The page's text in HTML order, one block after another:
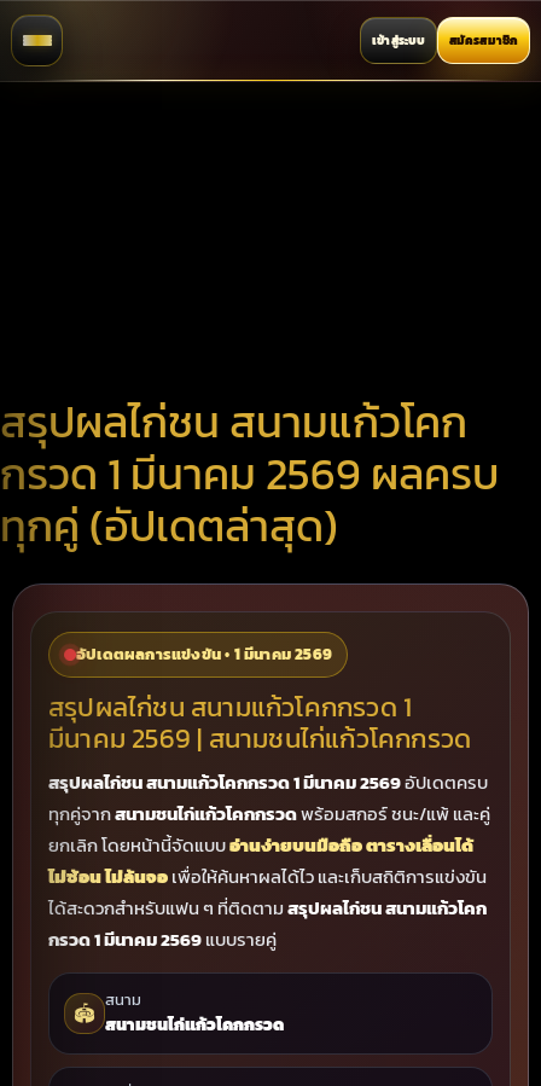
เข้าสู่ระบบ สมัครสมาชิก
สรุปผลไก่ชน สนามแก้วโคก
กรวด 1 มีนาคม 2569 ผลครบ
ทุกคู่ (อัปเดตล่าสุด)
อัปเดตผลการแข่งขัน • 1 มีนาคม 2569
สรุปผลไก่ชน สนามแก้วโคกกรวด 1
มีนาคม 2569 | สนามชนไก่แก้วโคกกรวด
สรุปผลไก่ชน สนามแก้วโคกกรวด 1 มีนาคม 2569อัปเดตครบ
ทุกคู่จากสนามชนไก่แก้วโคกกรวดพร้อมสกอร์ ชนะ/แพ้ และคู่
ยกเลิก โดยหน้านี้จัดแบบอ่านง่ายบนมือถือ ตารางเลื่อนได้
ไม่ซ้อน ไม่ล้นจอเพื่อให้ค้นหาผลได้ไว และเก็บสถิติการแข่งขัน
ได้สะดวกสำหรับแฟน ๆ ที่ติดตามสรุปผลไก่ชน สนามแก้วโคก
กรวด 1 มีนาคม 2569แบบรายคู่
🏟️ สนาม
สนามชนไก่แก้วโคกกรวด